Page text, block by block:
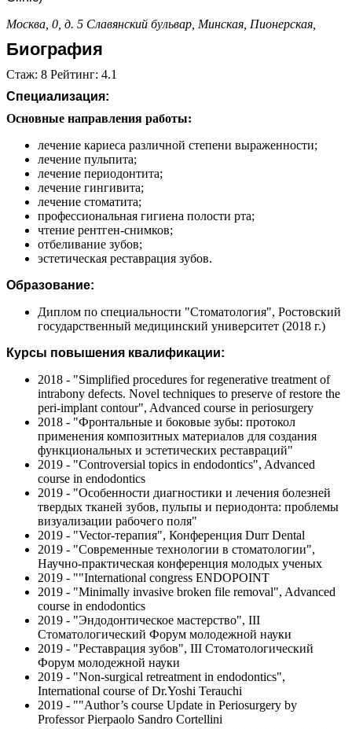
Москва, 0, д. 5 Славянский бульвар, Минская, Пионерская,
Биография
Стаж: 8 Рейтинг: 4.1
Специализация:
Основные направления работы:
лечение кариеса различной степени выраженности;
лечение пульпита;
лечение периодонтита;
лечение гингивита;
лечение стоматита;
профессиональная гигиена полости рта;
чтение рентген-снимков;
отбеливание зубов;
эстетическая реставрация зубов.
Образование:
Диплом по специальности "Стоматология", Ростовский
государственный медицинский университет (2018 г.)
Курсы повышения квалификации:
2018 - "Simplified procedures for regenerative treatment of
intrabony defects. Novel techniques to preserve of restore the
peri-implant contour", Advanced course in periosurgery
2018 - "Фронтальные и боковые зубы: протокол
применения композитных материалов для создания
функциональных и эстетических реставраций"
2019 - "Controversial topics in endodontics", Advanced
course in endodontics
2019 - "Особенности диагностики и лечения болезней
твердых тканей зубов, пульпы и периодонта: проблемы
визуализации рабочего поля"
2019 - "Vector-терапия", Конференция Durr Dental
2019 - "Современные технологии в стоматологии",
Научно-практическая конференция молодых ученых
2019 - ""International congress ENDOPOINT
2019 - "Minimally invasive broken file removal", Advanced
course in endodontics
2019 - "Эндодонтическое мастерство", III
Стоматологический Форум молодежной науки
2019 - "Реставрация зубов", III Стоматологический
Форум молодежной науки
2019 - "Non-surgical retreatment in endodontics",
International course of Dr.Yoshi Terauchi
2019 - ""Author’s course Update in Periosurgery by
Professor Pierpaolo Sandro Cortellini